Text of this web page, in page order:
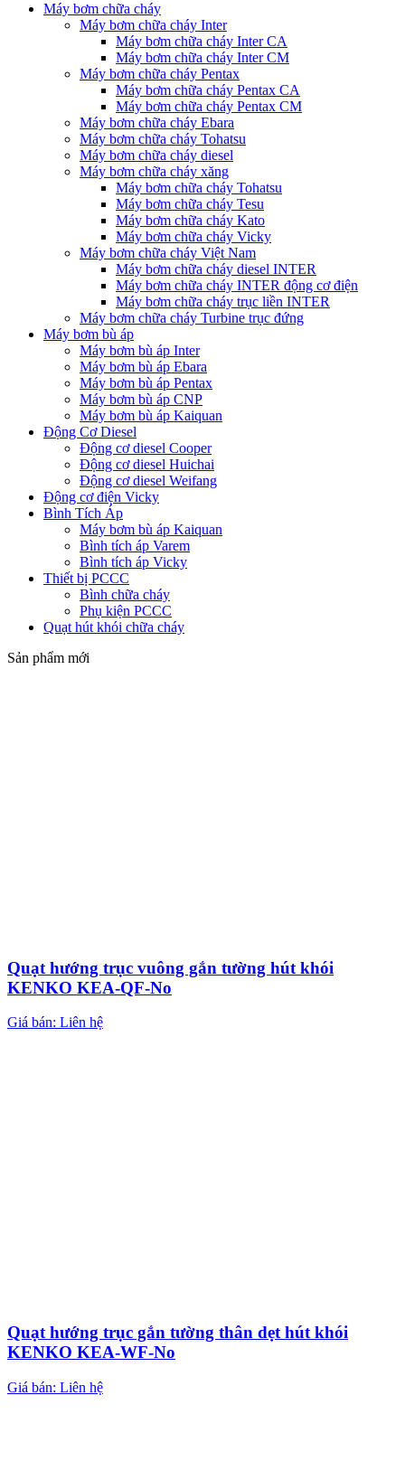
Máy bơm chữa cháy
Máy bơm chữa cháy Inter
Máy bơm chữa cháy Inter CA
Máy bơm chữa cháy Inter CM
Máy bơm chữa cháy Pentax
Máy bơm chữa cháy Pentax CA
Máy bơm chữa cháy Pentax CM
Máy bơm chữa cháy Ebara
Máy bơm chữa cháy Tohatsu
Máy bơm chữa cháy diesel
Máy bơm chữa cháy xăng
Máy bơm chữa cháy Tohatsu
Máy bơm chữa cháy Tesu
Máy bơm chữa cháy Kato
Máy bơm chữa cháy Vicky
Máy bơm chữa cháy Việt Nam
Máy bơm chữa cháy diesel INTER
Máy bơm chữa cháy INTER động cơ điện
Máy bơm chữa cháy trục liền INTER
Máy bơm chữa cháy Turbine trục đứng
Máy bơm bù áp
Máy bơm bù áp Inter
Máy bơm bù áp Ebara
Máy bơm bù áp Pentax
Máy bơm bù áp CNP
Máy bơm bù áp Kaiquan
Động Cơ Diesel
Động cơ diesel Cooper
Động cơ diesel Huichai
Động cơ diesel Weifang
Động cơ điện Vicky
Bình Tích Áp
Máy bơm bù áp Kaiquan
Bình tích áp Varem
Bình tích áp Vicky
Thiết bị PCCC
Bình chữa cháy
Phụ kiện PCCC
Quạt hút khói chữa cháy
Sản phẩm mới
Quạt hướng trục vuông gắn tường hút khói
KENKO KEA-QF-No
Giá bán: Liên hệ
Quạt hướng trục gắn tường thân dẹt hút khói
KENKO KEA-WF-No
Giá bán: Liên hệ